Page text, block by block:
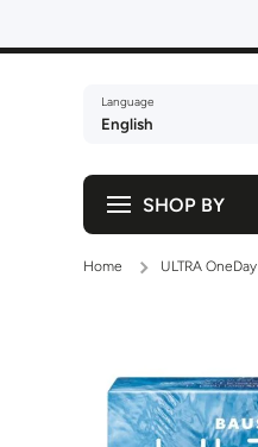
Language
English
SHOP BY
Home ULTRA OneDay